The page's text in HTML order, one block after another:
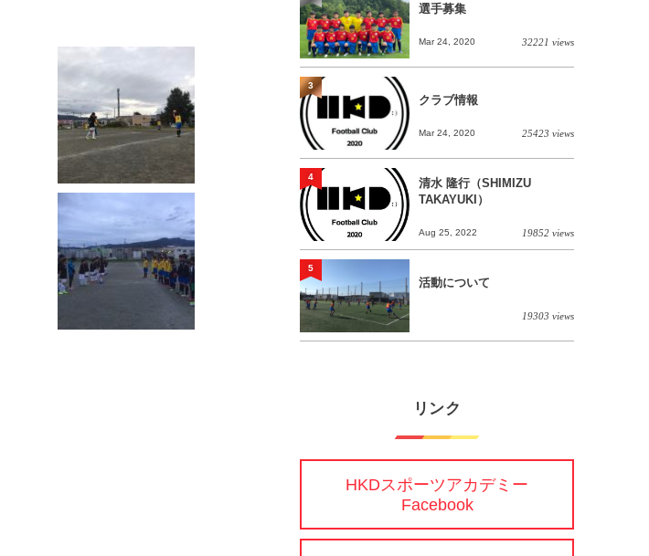
選手募集
Mar 24, 2020 32221 views
クラブ情報
Mar 24, 2020 25423 views
3
清水 隆行（SHIMIZU
TAKAYUKI）
Aug 25, 2022 19852 views
4
活動について
19303 views
5
リンク
HKDスポーツアカデミー
Facebook